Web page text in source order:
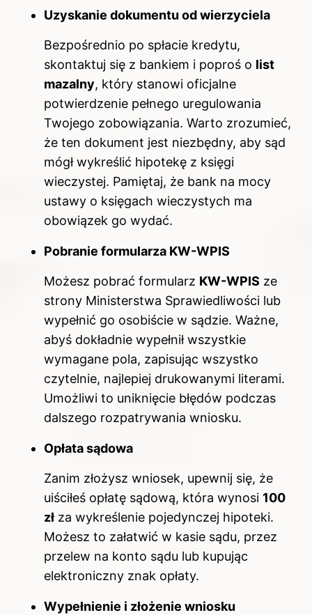
Uzyskanie dokumentu od wierzyciela
Bezpośrednio po spłacie kredytu,
skontaktuj się z bankiem i poproś o list
mazalny, który stanowi oficjalne
potwierdzenie pełnego uregulowania
Twojego zobowiązania. Warto zrozumieć,
że ten dokument jest niezbędny, aby sąd
mógł wykreślić hipotekę z księgi
wieczystej. Pamiętaj, że bank na mocy
ustawy o księgach wieczystych ma
obowiązek go wydać.
Pobranie formularza KW-WPIS
Możesz pobrać formularz KW-WPIS ze
strony Ministerstwa Sprawiedliwości lub
wypełnić go osobiście w sądzie. Ważne,
abyś dokładnie wypełnił wszystkie
wymagane pola, zapisując wszystko
czytelnie, najlepiej drukowanymi literami.
Umożliwi to uniknięcie błędów podczas
dalszego rozpatrywania wniosku.
Opłata sądowa
Zanim złożysz wniosek, upewnij się, że
uiściłeś opłatę sądową, która wynosi 100
zł za wykreślenie pojedynczej hipoteki.
Możesz to załatwić w kasie sądu, przez
przelew na konto sądu lub kupując
elektroniczny znak opłaty.
Wypełnienie i złożenie wniosku